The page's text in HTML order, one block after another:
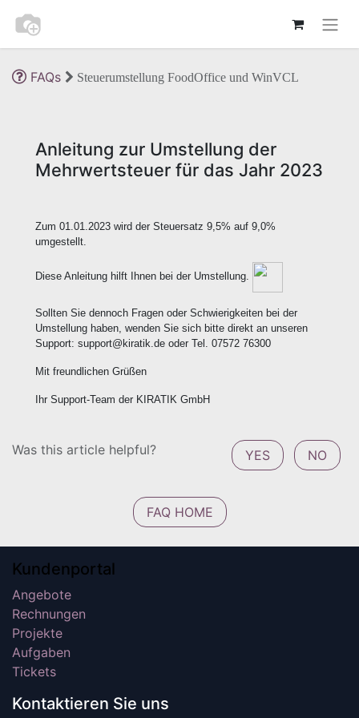
FAQs Steuerumstellung FoodOffice und WinVCL
Anleitung zur Umstellung der
Mehrwertsteuer für das Jahr 2023
Zum 01.01.2023 wird der Steuersatz 9,5% auf 9,0%
umgestellt.
Diese Anleitung hilft Ihnen bei der Umstellung.
Sollten Sie dennoch Fragen oder Schwierigkeiten bei der
Umstellung haben, wenden Sie sich bitte direkt an unseren
Support: support@kiratik.de oder Tel. 07572 76300
Mit freundlichen Grüßen
Ihr Support-Team der KIRATIK GmbH
Was this article helpful? YES NO
FAQ HOME
Kundenportal
Angebote
Rechnungen
Projekte
Aufgaben
Tickets
Kontaktieren Sie uns